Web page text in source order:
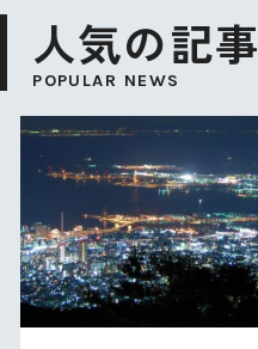
人気の記事
POPULAR NEWS